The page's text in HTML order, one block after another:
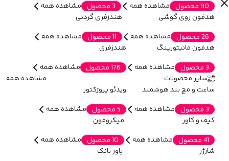
90 محصول
مشاهده همه
3 محصول
مشاهده همه
هدفون روی گوشی
26 محصول
مشاهده همه
هندزفری گردنی
11 محصول
مشاهده همه
هدفون مانیتورینگ
3 محصول
مشاهده همه
هندزفری
176 محصول
مشاهده همه
سایر محصولات
مشاهده همه
ساعت و مچ بند هوشمند
3 محصول
مشاهده همه
ویدئو پروژکتور
5 محصول
مشاهده همه
کیف و کاور
41 محصول
مشاهده همه
میکروفون
10 محصول
مشاهده همه
شارژر
پاور بانک